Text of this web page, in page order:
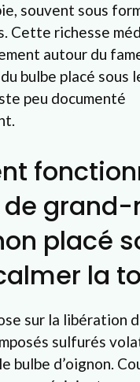
souvent sous
Cette richesse
autour du
bulbe placé sous
peu documenté
placé
la
sur la libération
sulfurés
bulbe d’oignon.